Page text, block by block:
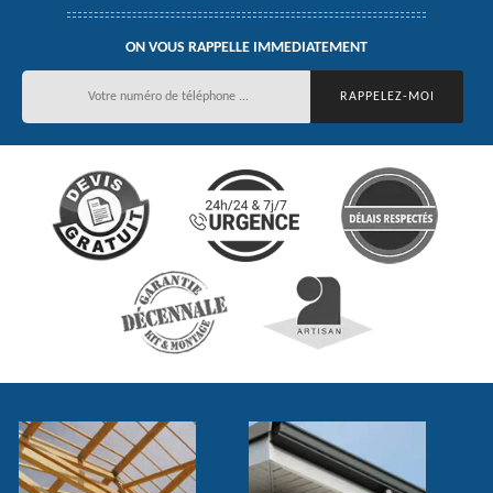
ON VOUS RAPPELLE IMMEDIATEMENT